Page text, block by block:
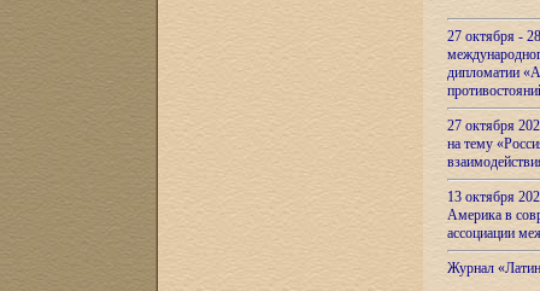
27 октября -
дипломатии
27 октября
на тему
13 октября
Америка в
ассоциации
Журнал